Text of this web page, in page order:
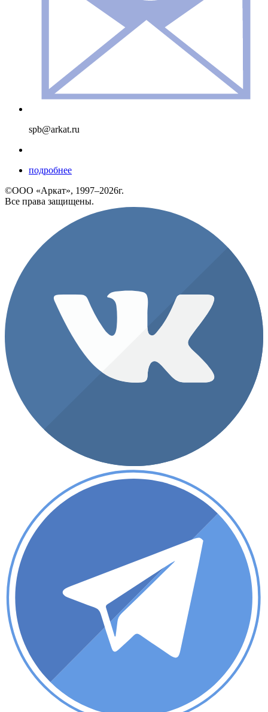
spb@arkat.ru
подробнее
©ООО «Аркат», 1997–2026г.
Все права защищены.